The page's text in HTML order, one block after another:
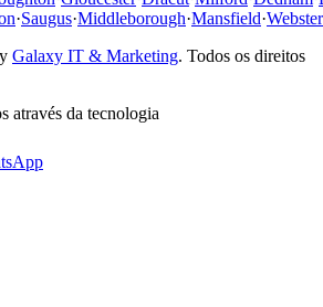
·Saugus·Middleborough·Mansfield·Webster
Galaxy IT & Marketing. Todos os direitos
através da tecnologia